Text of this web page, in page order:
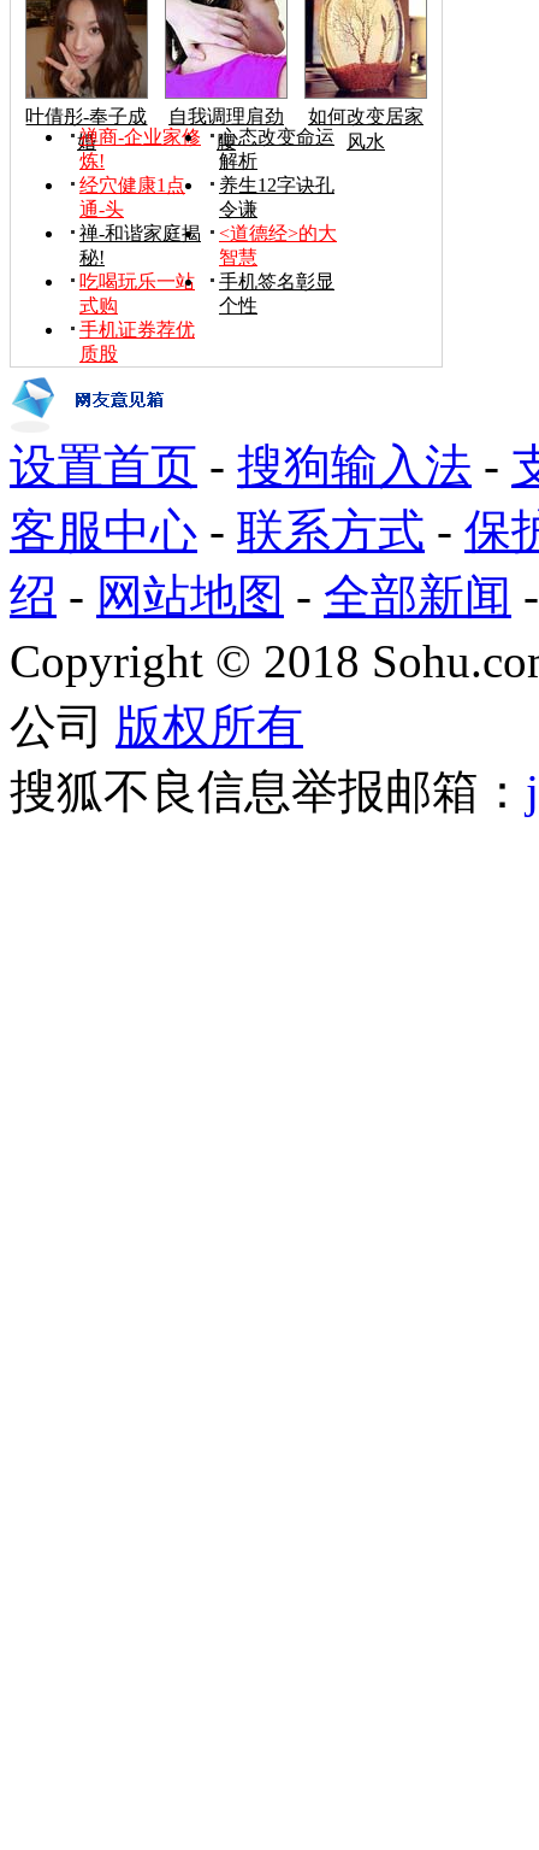
叶倩彤-奉子成
婚
自我调理肩劲
腰
如何改变居家
风水
禅商-企业家修
炼!
心态改变命运
解析
经穴健康1点
通-头
养生12字诀孔
令谦
禅-和谐家庭揭
秘!
<道德经>的大
智慧
吃喝玩乐一站
式购
手机签名彰显
个性
手机证券荐优
质股
设置首页 - 搜狗输入法 -
客服中心 - 联系方式 - 保
绍 - 网站地图 - 全部新闻
Copyright © 2018
公司 版权所有
搜狐不良信息举报邮箱：